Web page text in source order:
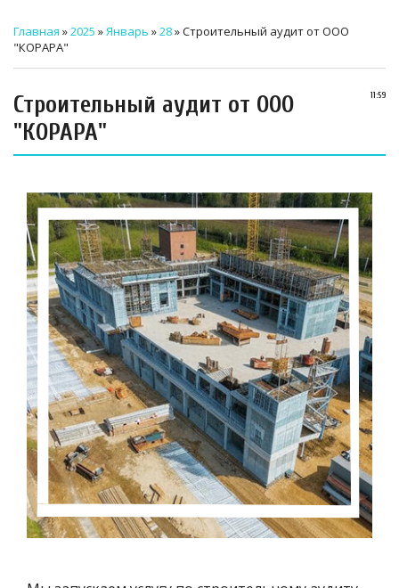
СТРОИТЕЛЬНЫЙ АУДИТ
О НАС
ПРЕССА
РЕЕСТРЫ
Главная »2025 »Январь »28» Строительный аудит от ООО
"КОРАРА"
11:59
Строительный аудит от ООО
"КОРАРА"